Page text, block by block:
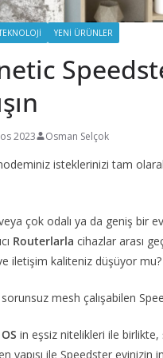
YENI ÜRÜNLER
2023 Osman Selçok
isteklerinizi tam
çok odalı ya da geniş bir
Routerlarla cihazlar arası
iletişim kaliteniz düşüyor mu?
mesh çalışabilen
in eşsiz nitelikleri ile birlikte,
yapısı ile Speedster evinizin